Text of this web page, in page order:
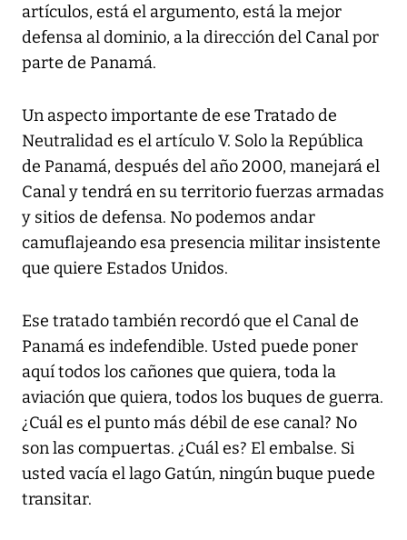
artículos, está el argumento, está la mejor
defensa al dominio, a la dirección del Canal por
parte de Panamá.
Un aspecto importante de ese Tratado de
Neutralidad es el artículo V. Solo la República
de Panamá, después del año 2000, manejará el
Canal y tendrá en su territorio fuerzas armadas
y sitios de defensa. No podemos andar
camuflajeando esa presencia militar insistente
que quiere Estados Unidos.
Ese tratado también recordó que el Canal de
Panamá es indefendible. Usted puede poner
aquí todos los cañones que quiera, toda la
aviación que quiera, todos los buques de guerra.
¿Cuál es el punto más débil de ese canal? No
son las compuertas. ¿Cuál es? El embalse. Si
usted vacía el lago Gatún, ningún buque puede
transitar.